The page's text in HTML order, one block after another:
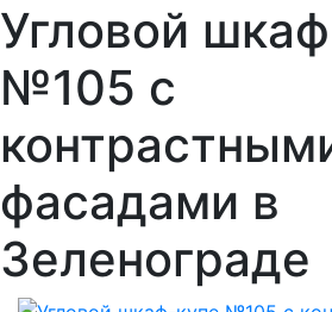
Угловой
№105 с
фасадами в
Зеленограде